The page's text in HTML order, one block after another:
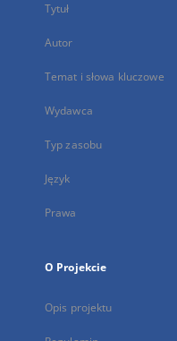
Tytuł
Autor
Temat i słowa kluczowe
Wydawca
Typ zasobu
Język
Prawa
O Projekcie
Opis projektu